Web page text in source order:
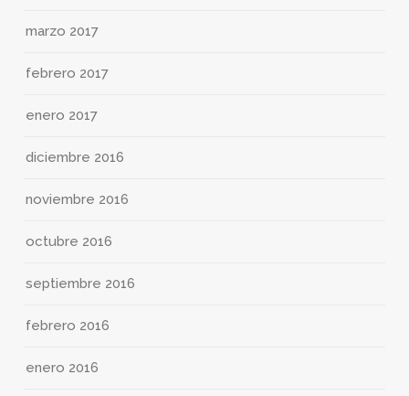
marzo 2017
febrero 2017
enero 2017
diciembre 2016
noviembre 2016
octubre 2016
septiembre 2016
febrero 2016
enero 2016